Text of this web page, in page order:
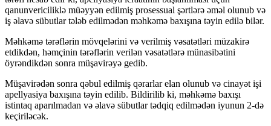
qanunvericiliklə müəyyən edilmiş prosessual şərtlərə əməl olunub və
iş əlavə sübutlar tələb edilmədən məhkəmə baxışına təyin edilə bilər.
Məhkəmə tərəflərin mövqelərini və verilmiş vəsatətləri müzakirə
etdikdən, həmçinin tərəflərin verilən vəsatətlərə münasibətini
öyrəndikdən sonra müşavirəyə gedib.
Müşavirədən sonra qəbul edilmiş qərarlar elan olunub və cinayət işi
apellyasiya baxışına təyin edilib. Bildirilib ki, məhkəmə baxışı
istintaq aparılmadan və əlavə sübutlar tədqiq edilmədən iyunun 2-də
keçiriləcək.